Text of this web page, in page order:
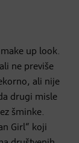
up look.
ne previše
ali nije
drugi misle
šminke.
Girl“ koji